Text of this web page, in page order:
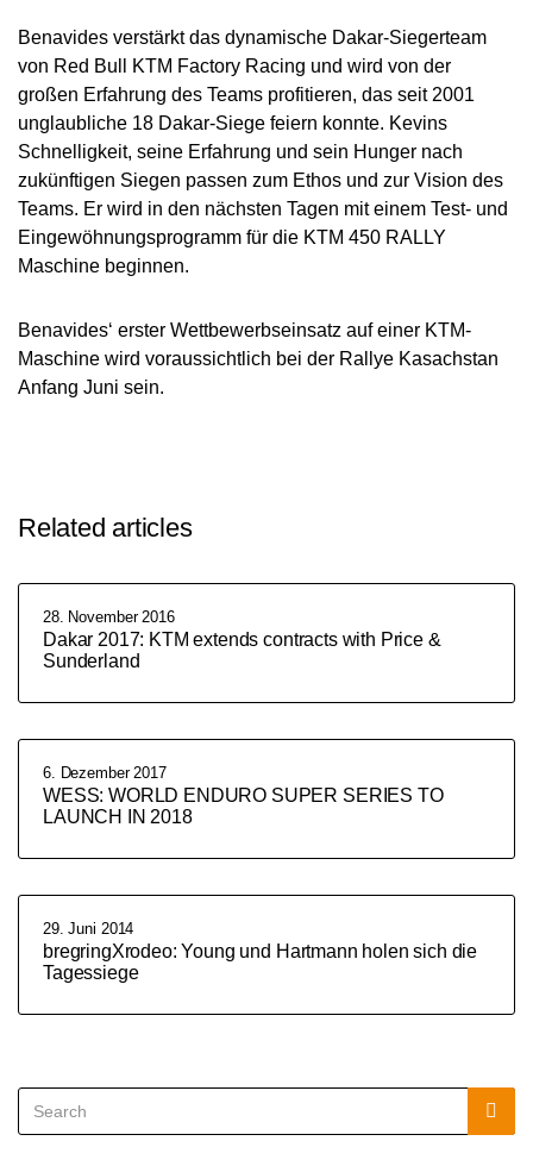
Benavides verstärkt das dynamische Dakar-Siegerteam
von Red Bull KTM Factory Racing und wird von der
großen Erfahrung des Teams profitieren, das seit 2001
unglaubliche 18 Dakar-Siege feiern konnte. Kevins
Schnelligkeit, seine Erfahrung und sein Hunger nach
zukünftigen Siegen passen zum Ethos und zur Vision des
Teams. Er wird in den nächsten Tagen mit einem Test- und
Eingewöhnungsprogramm für die KTM 450 RALLY
Maschine beginnen.
Benavides‘ erster Wettbewerbseinsatz auf einer KTM-
Maschine wird voraussichtlich bei der Rallye Kasachstan
Anfang Juni sein.
Related articles
28. November 2016
Dakar 2017: KTM extends contracts with Price &
Sunderland
6. Dezember 2017
WESS: WORLD ENDURO SUPER SERIES TO
LAUNCH IN 2018
29. Juni 2014
bregringXrodeo: Young und Hartmann holen sich die
Tagessiege
for: